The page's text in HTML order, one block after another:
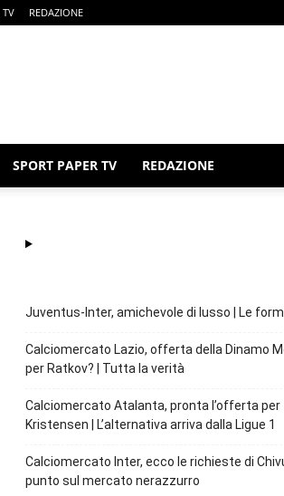
TV REDAZIONE
SPORT PAPER TV REDAZIONE
Juventus-Inter, amichevole di lusso | Le
Calciomercato Lazio, offerta della Dinamo
per Ratkov? | Tutta la verità
Calciomercato Atalanta, pronta l’offerta per
Kristensen | L’alternativa arriva dalla Ligue 1
Calciomercato Inter, ecco le richieste di Chivu
punto sul mercato nerazzurro